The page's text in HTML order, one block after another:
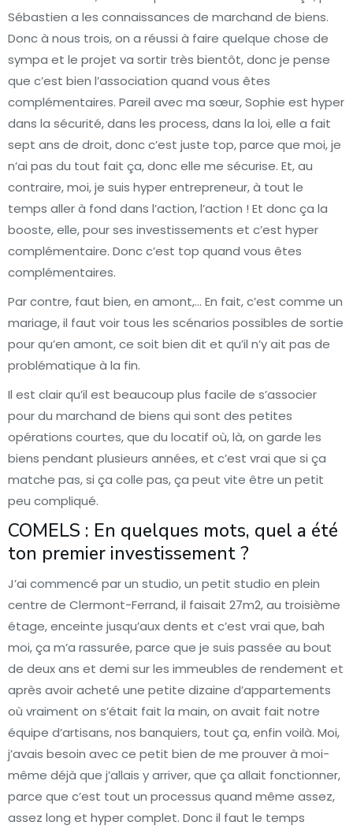
Sébastien a les connaissances de marchand de biens.
Donc à nous trois, on a réussi à faire quelque chose de
sympa et le projet va sortir très bientôt, donc je pense
que c’est bien l’association quand vous êtes
complémentaires. Pareil avec ma sœur, Sophie est hyper
dans la sécurité, dans les process, dans la loi, elle a fait
sept ans de droit, donc c’est juste top, parce que moi, je
n’ai pas du tout fait ça, donc elle me sécurise. Et, au
contraire, moi, je suis hyper entrepreneur, à tout le
temps aller à fond dans l’action, l’action ! Et donc ça la
booste, elle, pour ses investissements et c’est hyper
complémentaire. Donc c’est top quand vous êtes
complémentaires.
Par contre, faut bien, en amont,… En fait, c’est comme un
mariage, il faut voir tous les scénarios possibles de sortie
pour qu’en amont, ce soit bien dit et qu’il n’y ait pas de
problématique à la fin.
Il est clair qu’il est beaucoup plus facile de s’associer
pour du marchand de biens qui sont des petites
opérations courtes, que du locatif où, là, on garde les
biens pendant plusieurs années, et c’est vrai que si ça
matche pas, si ça colle pas, ça peut vite être un petit
peu compliqué.
COMELS : En quelques mots, quel a été
ton premier investissement ?
J’ai commencé par un studio, un petit studio en plein
centre de Clermont-Ferrand, il faisait 27m2, au troisième
étage, enceinte jusqu’aux dents et c’est vrai que, bah
moi, ça m’a rassurée, parce que je suis passée au bout
de deux ans et demi sur les immeubles de rendement et
après avoir acheté une petite dizaine d’appartements
où vraiment on s’était fait la main, on avait fait notre
équipe d’artisans, nos banquiers, tout ça, enfin voilà. Moi,
j’avais besoin avec ce petit bien de me prouver à moi-
même déjà que j’allais y arriver, que ça allait fonctionner,
parce que c’est tout un processus quand même assez,
assez long et hyper complet. Donc il faut le temps